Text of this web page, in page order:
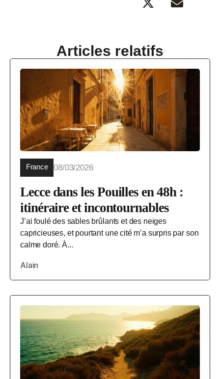
Articles relatifs
France 08/03/2026
Lecce dans les Pouilles en 48h :
itinéraire et incontournables
J’ai foulé des sables brûlants et des neiges
capricieuses, et pourtant une cité m’a surpris par son
calme doré. À...
Alain